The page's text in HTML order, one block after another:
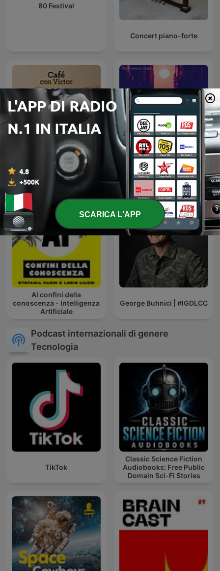
80 Festival
Concert piano-forte
Cafe con Victor Lofi ~ Sleep/Chill
AI confini della
conoscenza - Intelligenza
Artificiale
George Buhnici | #IGDLCC
Podcast internazionali di genere
Tecnologia
TikTok
Classic Science Fiction
Audiobooks: Free Public
Domain Sci-Fi Stories
SCARICA L'APP